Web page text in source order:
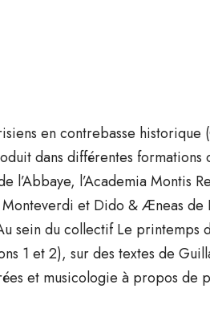
en contrebasse historique
dans différentes formations
l’Abbaye, l’Academia Montis
et Dido & Æneas
sein du collectif Le printemps
1 et 2), sur des textes de
et musicologie à propos de